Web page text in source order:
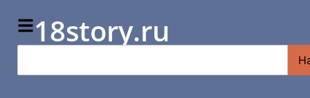
18story.ru